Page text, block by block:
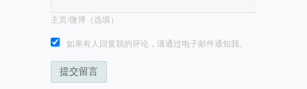
主页/微博（选填）
如果有人回复我的评论，请通过电子邮件通知我。